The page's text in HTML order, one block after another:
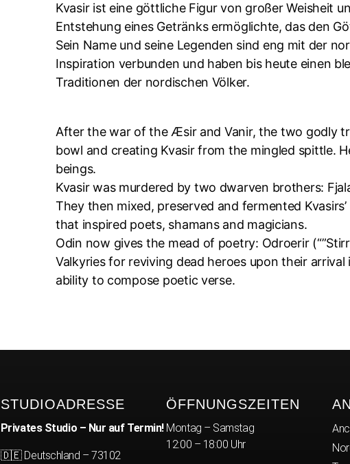
Kvasir ist eine göttliche Figur von großer Weisheit
Entstehung eines Getränks ermöglichte, das den
Sein Name und seine Legenden sind eng mit der
Inspiration verbunden und haben bis heute einen
Traditionen der nordischen Völker.
After the war of the Æsir and Vanir, the two godly
bowl and creating Kvasir from the mingled spittle.
beings.
Kvasir was murdered by two dwarven brothers:
They then mixed, preserved and fermented
that inspired poets, shamans and magicians.
Odin now gives the mead of poetry: Odroerir
Valkyries for reviving dead heroes upon their
ability to compose poetic verse.
STUDIOADRESSE
Privates Studio – Nur auf Termin!
🇩🇪 Deutschland – 73102
ÖFFNUNGSZEITEN
Montag – Samstag
12:00 – 18:00 Uhr